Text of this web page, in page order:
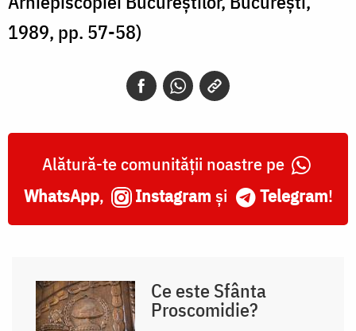
1989, pp. 57-58)
Alătură-te comunității noastre pe
WhatsApp, Instagram și Telegram!
Ce este Sfânta
Proscomidie?